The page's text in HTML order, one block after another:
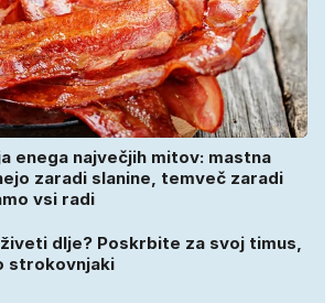
enega največjih mitov: mastna
zaradi slanine, temveč zaradi
vsi radi
dlje? Poskrbite za svoj timus,
strokovnjaki